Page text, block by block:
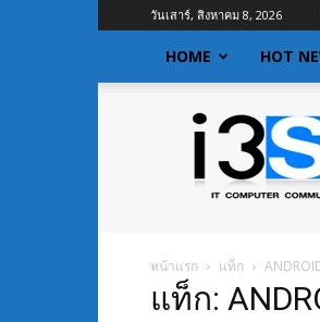
วันเสาร์, สิงหาคม 8, 2026
HOME HOT
I3siam
ข่าว
ไอที
ข่าวสาร
กับ
หน้าแรก แท็ก
แท็ก: